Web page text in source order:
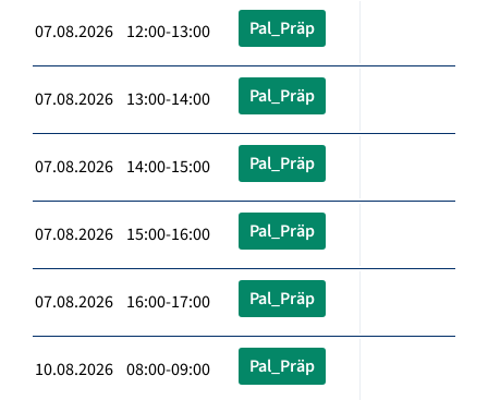
07.08.2026 12:00-13:00 Pal_Präp
07.08.2026 13:00-14:00 Pal_Präp
07.08.2026 14:00-15:00 Pal_Präp
07.08.2026 15:00-16:00 Pal_Präp
07.08.2026 16:00-17:00 Pal_Präp
10.08.2026 08:00-09:00 Pal_Präp